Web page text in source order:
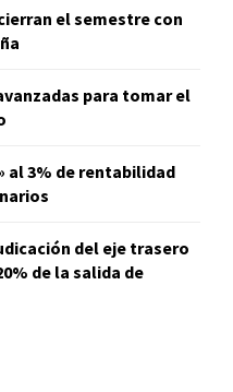
el semestre con
para tomar el
al 3% de rentabilidad
del eje trasero
de la salida de